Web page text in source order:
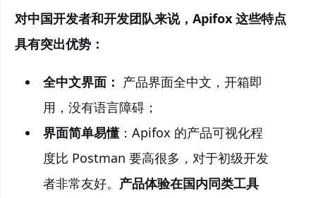
对中国开发者和开发团队来说，Apifox 这些特点
具有突出优势：
全中文界面： 产品界面全中文，开箱即
用，没有语言障碍；
界面简单易懂：Apifox 的产品可视化程
度比 Postman 要高很多，对于初级开发
者非常友好。 产品体验在国内同类工具